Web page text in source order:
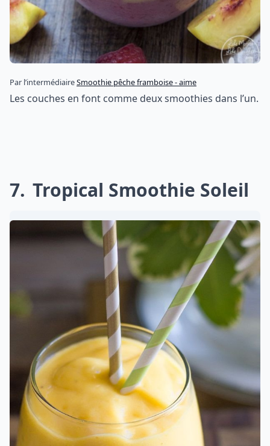
Par l’intermédiaireSmoothie pêche framboise - aime
Les couches en font comme deux smoothies dans l’un.
7 Tropical Smoothie Soleil